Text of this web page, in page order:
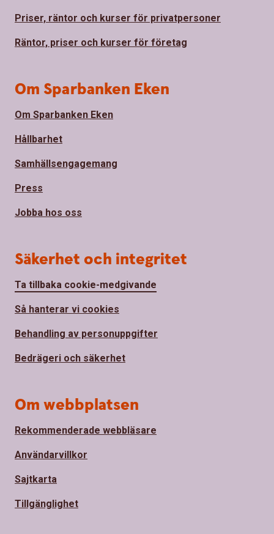
Priser, räntor och kurser för privatpersoner
Räntor, priser och kurser för företag
Om Sparbanken Eken
Om Sparbanken Eken
Hållbarhet
Samhällsengagemang
Press
Jobba hos oss
Säkerhet och integritet
Ta tillbaka cookie-medgivande
Så hanterar vi cookies
Behandling av personuppgifter
Bedrägeri och säkerhet
Om webbplatsen
Rekommenderade webbläsare
Användarvillkor
Sajtkarta
Tillgänglighet